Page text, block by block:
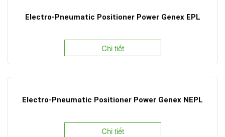
Electro-Pneumatic Positioner Power Genex EPL
Chi tiết
Electro-Pneumatic Positioner Power Genex NEPL
Chi tiết